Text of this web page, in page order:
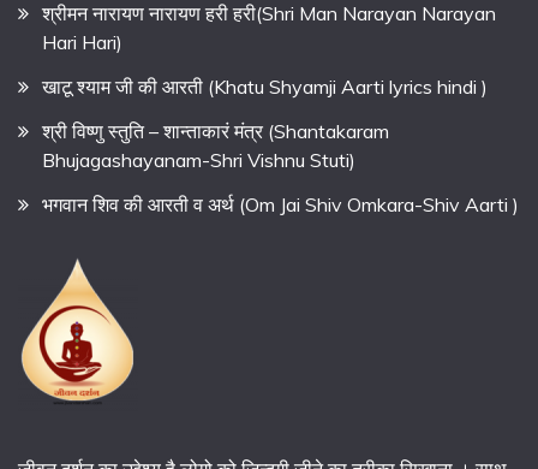
श्रीमन नारायण नारायण हरी हरी(Shri Man Narayan Narayan
Hari Hari)
खाटू श्याम जी की आरती (Khatu Shyamji Aarti lyrics hindi )
श्री विष्णु स्तुति – शान्ताकारं मंत्र (Shantakaram
Bhujagashayanam-Shri Vishnu Stuti)
भगवान शिव की आरती व अर्थ (Om Jai Shiv Omkara-Shiv Aarti )